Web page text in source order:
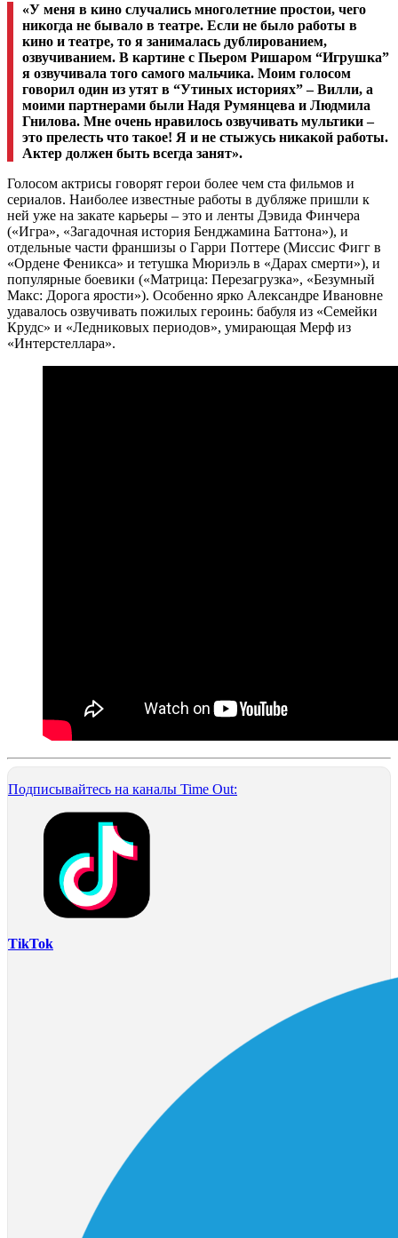
«У меня в кино случались многолетние простои, чего
никогда не бывало в театре. Если не было работы в
кино и театре, то я занималась дублированием,
озвучиванием. В картине с Пьером Ришаром “Игрушка”
я озвучивала того самого мальчика. Моим голосом
говорил один из утят в “Утиных историях” – Вилли, а
моими партнерами были Надя Румянцева и Людмила
Гнилова. Мне очень нравилось озвучивать мультики –
это прелесть что такое! Я и не стыжусь никакой работы.
Актер должен быть всегда занят».
Голосом актрисы говорят герои более чем ста фильмов и
сериалов. Наиболее известные работы в дубляже пришли к
ней уже на закате карьеры – это и ленты Дэвида Финчера
(«Игра», «Загадочная история Бенджамина Баттона»), и
отдельные части франшизы о Гарри Поттере (Миссис Фигг в
«Ордене Феникса» и тетушка Мюриэль в «Дарах смерти»), и
популярные боевики («Матрица: Перезагрузка», «Безумный
Макс: Дорога ярости»). Особенно ярко Александре Ивановне
удавалось озвучивать пожилых героинь: бабуля из «Семейки
Крудс» и «Ледниковых периодов», умирающая Мерф из
«Интерстеллара».
Подписывайтесь на каналы Time Out:
TikTok